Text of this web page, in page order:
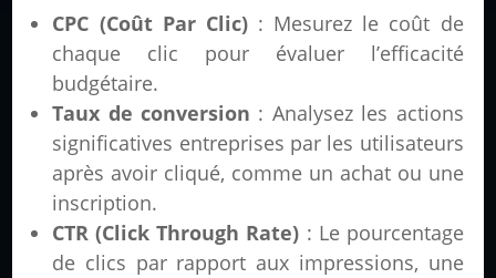
CPC (Coût Par Clic): Mesurez le coût de
chaque clic pour évaluer l’efficacité
budgétaire.
Taux de conversion : Analysez les actions
significatives entreprises par les utilisateurs
après avoir cliqué, comme un achat ou une
inscription.
CTR (Click Through Rate) : Le pourcentage
de clics par rapport aux impressions, une